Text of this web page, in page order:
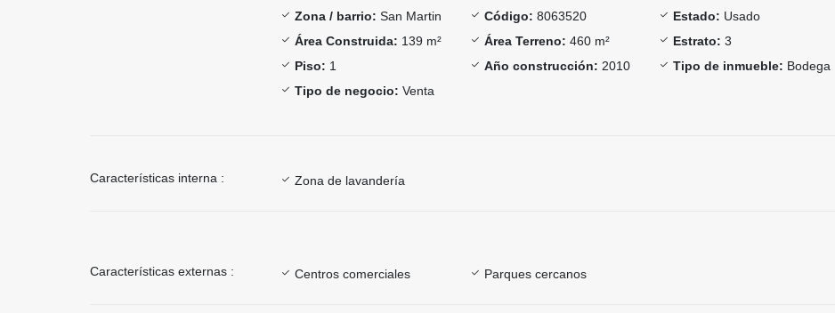
Zona / barrio: San Martin Código: 8063520 Estado: Usado
Área Construida: 139 m² Área Terreno: 460 m² Estrato: 3
Piso: 1 Año construcción: 2010 Tipo de inmueble: Bodega
Tipo de negocio: Venta
Características interna : Zona de lavandería
Características externas : Centros comerciales Parques cercanos